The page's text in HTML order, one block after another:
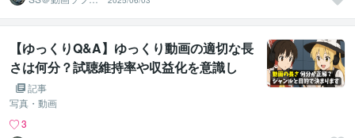
ウェアエンジニ
ア
【ゆっくりQ&A】ゆっくり動画の適切な長
さは何分？試聴維持率や収益化を意識し
て、あなたのジャンルにベストな尺を決め
ちゃおう！
記事
写真・動画
3